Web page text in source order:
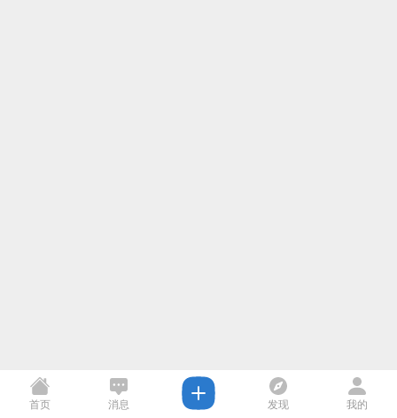
首页 消息 发现 我的